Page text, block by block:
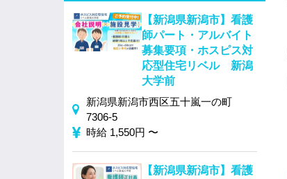
【新潟県新潟市】看護
師パート・アルバイト
募集要項・ホスピス対
応型住宅リベル 新潟
大学前
新潟県新潟市西区五十嵐一の町
7306-5
時給 1,550円 〜
【新潟県新潟市】看護